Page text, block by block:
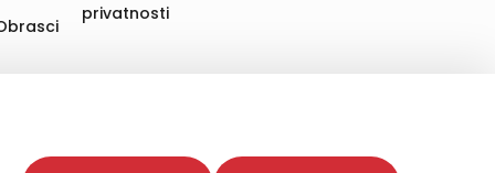
Time poboljšavamo korisničko iskustvo,
web stranica i uređaja u tu svrhu. Naši partneri
privatnosti